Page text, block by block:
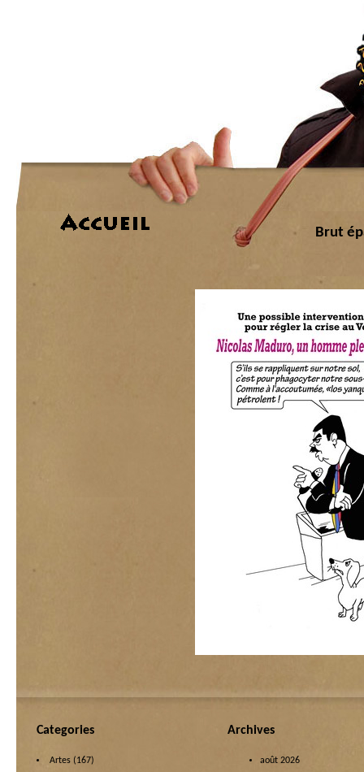
Brut
Categories
Artes (167)
Archives
août 2026